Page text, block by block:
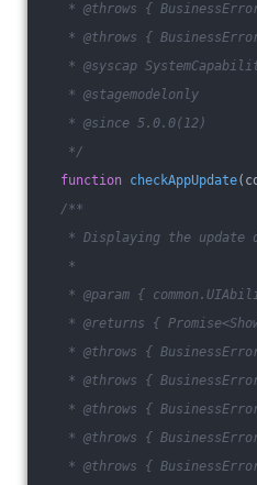
* @throws {
* @throws {
* @syscap
* @stagemodelonly
* @since 5.0.0(12)
*/
function checkAppUpdate(
/**
* Displaying the update
*
* @param {
* @returns {
* @throws {
* @throws {
* @throws {
* @throws {
* @throws {